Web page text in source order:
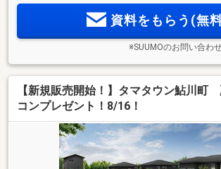
資料をもらう(無
※SUUMOのお問い合わ
【新規販売開始！】タマタウン鮎川町
コンプレゼント！8/16！